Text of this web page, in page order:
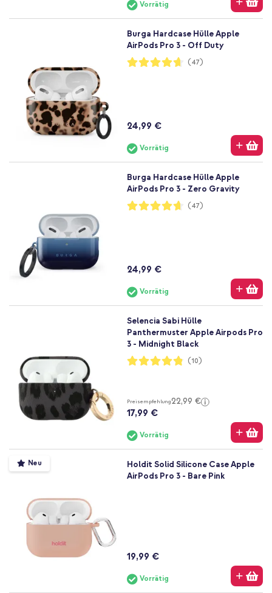
Vorrätig
Burga Hardcase Hülle Apple
AirPods Pro 3 - Off Duty
Bewertung:
93%
(47)
24,99 €
Vorrätig
Burga Hardcase Hülle Apple
AirPods Pro 3 - Zero Gravity
Bewertung:
93%
(47)
24,99 €
Vorrätig
Selencia Sabi Hülle
Panthermuster Apple Airpods Pro
3 - Midnight Black
Bewertung:
96%
(10)
Preisempfehlung22,99 €
17,99 €
Vorrätig
Neu
Holdit Solid Silicone Case Apple
AirPods Pro 3 - Bare Pink
19,99 €
Vorrätig